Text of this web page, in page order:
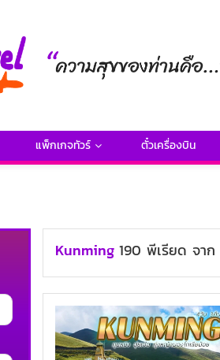
แพ็กเกจทัวร์ ตั๋วเครื่องบิน
Kunming 190 พีเรียด จาก